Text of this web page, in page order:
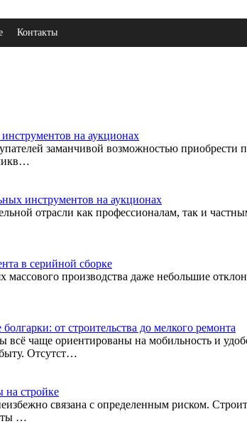
Контакты
на аукционах
заманчивой возможностью приобрести
инструментов на аукционах
отрасли как профессионалам, так и
в серийной сборке
массового производства даже небольшие
от строительства до мелкого ремонта
всё чаще ориентированы на мобильность и
Отсутст…
на стройке
связана с определенным риском.
…